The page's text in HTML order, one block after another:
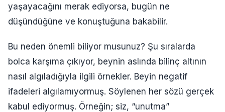
yaşayacağını merak ediyorsa, bugün ne
düşündüğüne ve konuştuğuna bakabilir.
Bu neden önemli biliyor musunuz? Şu sıralarda
bolca karşıma çıkıyor, beynin aslında bilinç altının
nasıl algıladığıyla ilgili örnekler. Beyin negatif
ifadeleri algılamıyormuş. Söylenen her sözü gerçek
kabul ediyormuş. Örneğin; siz, “unutma”